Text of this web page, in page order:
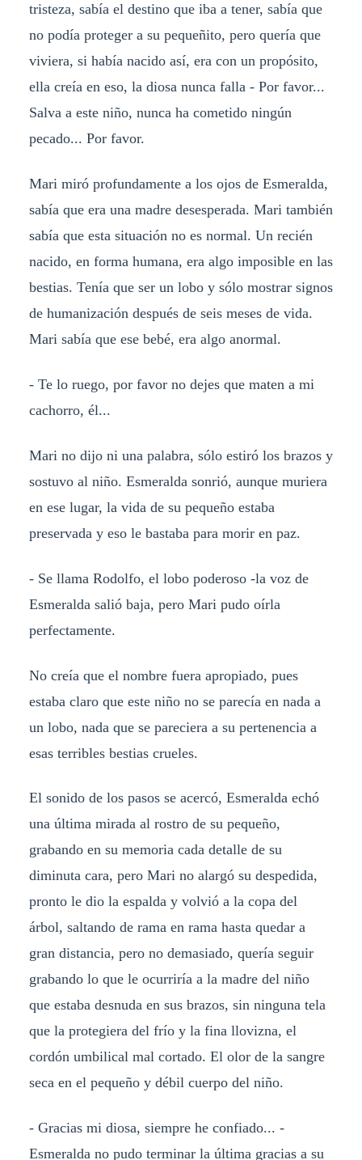
tristeza, sabía el destino que iba a tener, sabía que
no podía proteger a su pequeñito, pero quería que
viviera, si había nacido así, era con un propósito,
ella creía en eso, la diosa nunca falla - Por favor...
Salva a este niño, nunca ha cometido ningún
pecado... Por favor.
Mari miró profundamente a los ojos de Esmeralda,
sabía que era una madre desesperada. Mari también
sabía que esta situación no es normal. Un recién
nacido, en forma humana, era algo imposible en las
bestias. Tenía que ser un lobo y sólo mostrar signos
de humanización después de seis meses de vida.
Mari sabía que ese bebé, era algo anormal.
- Te lo ruego, por favor no dejes que maten a mi
cachorro, él...
Mari no dijo ni una palabra, sólo estiró los brazos y
sostuvo al niño. Esmeralda sonrió, aunque muriera
en ese lugar, la vida de su pequeño estaba
preservada y eso le bastaba para morir en paz.
- Se llama Rodolfo, el lobo poderoso -la voz de
Esmeralda salió baja, pero Mari pudo oírla
perfectamente.
No creía que el nombre fuera apropiado, pues
estaba claro que este niño no se parecía en nada a
un lobo, nada que se pareciera a su pertenencia a
esas terribles bestias crueles.
El sonido de los pasos se acercó, Esmeralda echó
una última mirada al rostro de su pequeño,
grabando en su memoria cada detalle de su
diminuta cara, pero Mari no alargó su despedida,
pronto le dio la espalda y volvió a la copa del
árbol, saltando de rama en rama hasta quedar a
gran distancia, pero no demasiado, quería seguir
grabando lo que le ocurriría a la madre del niño
que estaba desnuda en sus brazos, sin ninguna tela
que la protegiera del frío y la fina llovizna, el
cordón umbilical mal cortado. El olor de la sangre
seca en el pequeño y débil cuerpo del niño.
- Gracias mi diosa, siempre he confiado... -
Esmeralda no pudo terminar la última gracias a su